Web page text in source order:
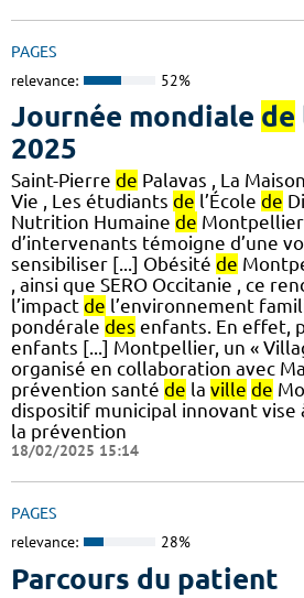
PAGES
relevance: 52%
Journée mondiale de
2025
Saint-Pierre de Palavas , La
Vie , Les étudiants de l’École de
Nutrition Humaine de
d’intervenants témoigne d’une
sensibiliser [...] Obésité de
, ainsi que SERO Occitanie , ce
l’impact de l’environnement
pondérale des enfants. En effet,
enfants [...] Montpellier, un «
organisé en collaboration avec
prévention santé de la ville de
dispositif municipal innovant vise
la prévention
18/02/2025 15:14
PAGES
relevance: 28%
Parcours du patient